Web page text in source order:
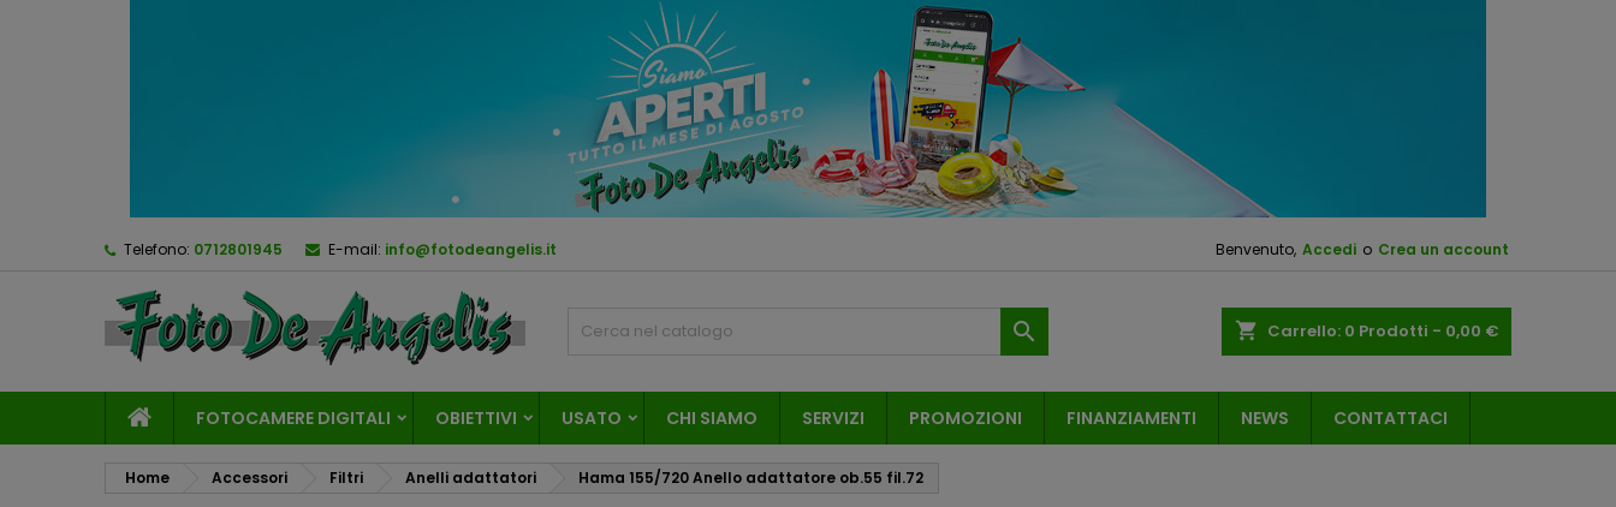
Telefono: 0712801945 E-mail: info@fotodeangelis.it Benvenuto, Accedi o Crea un account
shopping_cart Carrello: 0 Prodotti - 0,00 €

FOTOCAMERE DIGITALI OBIETTIVI USATO CHI SIAMO SERVIZI PROMOZIONI FINANZIAMENTI NEWS CONTATTACI
Home Accessori Filtri Anelli adattatori Hama 155/720 Anello adattatore ob.55 fil.72